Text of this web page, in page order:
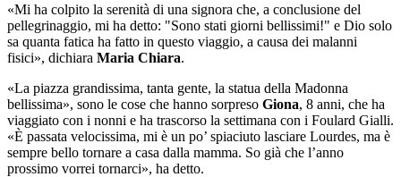
«Mi ha colpito la serenità di una signora che, a conclusione del
pellegrinaggio, mi ha detto: "Sono stati giorni bellissimi!" e Dio solo
sa quanta fatica ha fatto in questo viaggio, a causa dei malanni
fisici», dichiara Maria Chiara.
«La piazza grandissima, tanta gente, la statua della Madonna
bellissima», sono le cose che hanno sorpreso Giona, 8 anni, che ha
viaggiato con i nonni e ha trascorso la settimana con i Foulard Gialli.
«È passata velocissima, mi è un po’ spiaciuto lasciare Lourdes, ma è
sempre bello tornare a casa dalla mamma. So già che l’anno
prossimo vorrei tornarci», ha detto.